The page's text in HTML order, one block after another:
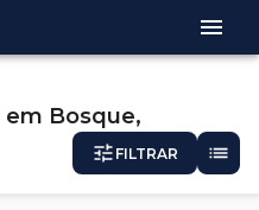
em Bosque,
FILTRAR